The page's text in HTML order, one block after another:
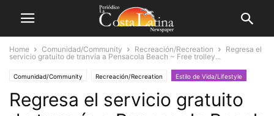
Home Comunidad/Community Recreación/Recreation
Regresa el
servicio gratuito de tranvía a Pensacola Beach ~ Free trolley...
Comunidad/Community Recreación/Recreation Estilo de Vida/Lifestyle
Viajes/Travel
Regresa el servicio gratuito